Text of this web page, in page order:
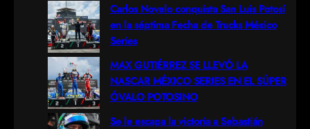
Carlos Novelo conquista San Luis Potosí
en la séptima Fecha de Trucks México
Series
MAX GUTIÉRREZ SE LLEVÓ LA
NASCAR MÉXICO SERIES EN EL SÚPER
ÓVALO POTOSINO
Se le escapa la victoria a Sebastián